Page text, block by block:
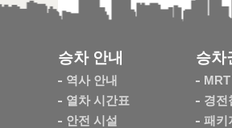
승차 안내
역사 안내
열차 시간표
안전 시설
승차
경전
패키